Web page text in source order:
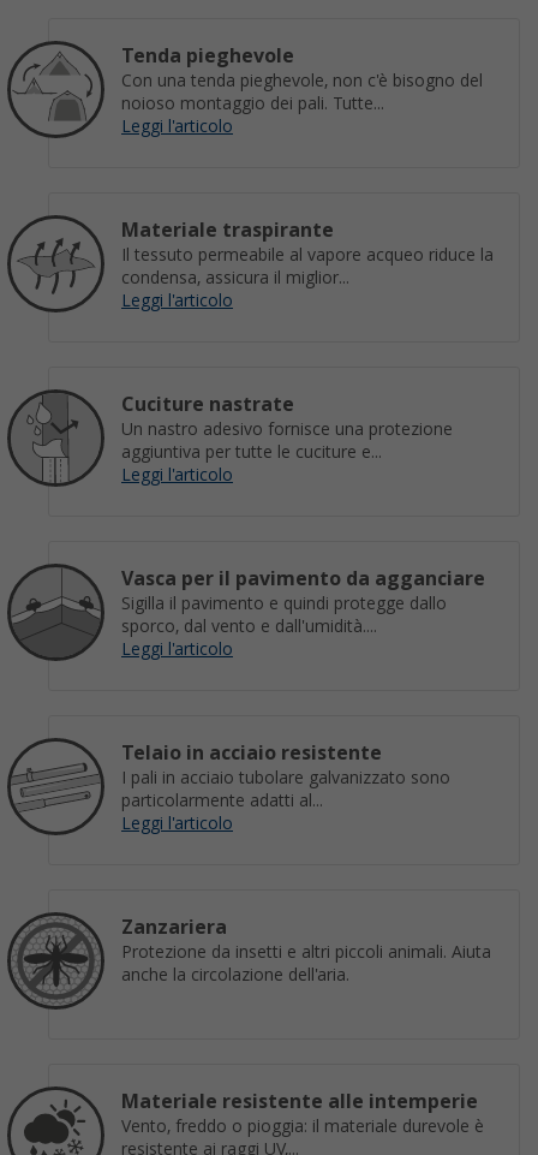
Tenda pieghevole
Con una tenda pieghevole, non c'è bisogno del
noioso montaggio dei pali. Tutte...
Leggi l'articolo
Materiale traspirante
Il tessuto permeabile al vapore acqueo riduce la
condensa, assicura il miglior...
Leggi l'articolo
Cuciture nastrate
Un nastro adesivo fornisce una protezione
aggiuntiva per tutte le cuciture e...
Leggi l'articolo
Vasca per il pavimento da agganciare
Sigilla il pavimento e quindi protegge dallo
sporco, dal vento e dall'umidità....
Leggi l'articolo
Telaio in acciaio resistente
I pali in acciaio tubolare galvanizzato sono
particolarmente adatti al...
Leggi l'articolo
Zanzariera
Protezione da insetti e altri piccoli animali. Aiuta
anche la circolazione dell'aria.
Materiale resistente alle intemperie
Vento, freddo o pioggia: il materiale durevole è
resistente ai raggi UV,...